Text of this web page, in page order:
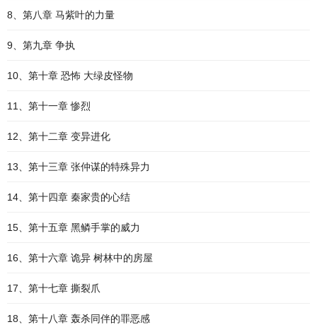
8、第八章 马紫叶的力量
9、第九章 争执
10、第十章 恐怖 大绿皮怪物
11、第十一章 惨烈
12、第十二章 变异进化
13、第十三章 张仲谋的特殊异力
14、第十四章 秦家贵的心结
15、第十五章 黑鳞手掌的威力
16、第十六章 诡异 树林中的房屋
17、第十七章 撕裂爪
18、第十八章 轰杀同伴的罪恶感